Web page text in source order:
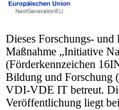
Dieses Forschungs-
Maßnahme „Initiative
(Förderkennzeichen
Bildung und Forschung
VDI-VDE IT betreut.
Veröffentlichung liegt